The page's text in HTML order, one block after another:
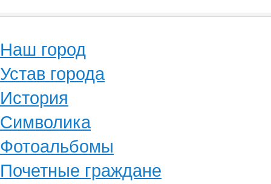
Наш город
Устав города
История
Символика
Фотоальбомы
Почетные граждане